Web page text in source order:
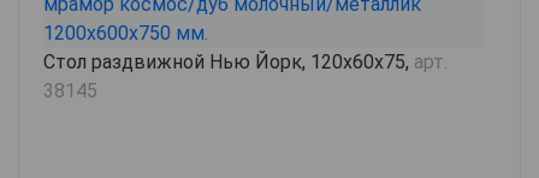
Стол раздвижной Нью Йорк, 120х60х75, арт.
38145